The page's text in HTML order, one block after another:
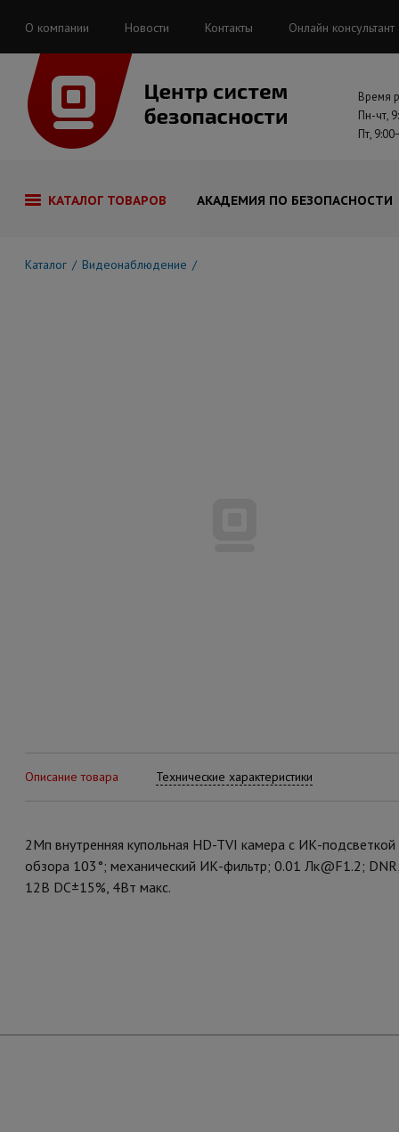
О компании Новости Контакты Онлайн консультант
Время
Пн-чт,
Пт,
КАТАЛОГ ТОВАРОВ АКАДЕМИЯ ПО БЕЗОПАСНОСТИ
Каталог Видеонаблюдение
Описание товара Технические характеристики
2Мп внутренняя купольная HD-TVI камера с ИК-
обзора 103°; механический ИК-фильтр; 0.01 Лк@F1.2;
12В DC±15%, 4Вт макс.